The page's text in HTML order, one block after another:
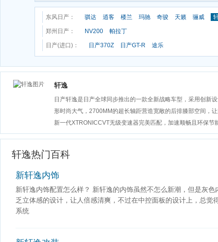
东风日产： 骐达 逍客 楼兰 玛驰 奇骏 天籁 骊威
郑州日产： NV200 帕拉丁
日产(进口)： 日产370Z 日产GT-R 途乐
轩逸
日产轩逸是日产全球同步推出的一款全新战略车型，采用创新
形时尚大气，2700MM的超长轴距营造宽敞的后排膝部空间，
新一代XTRONICCVT无级变速器完美匹配，加速顺畅且环保节
轩逸热门百科
新轩逸内饰
新轩逸内饰配置怎么样？ 新轩逸的内饰虽然不怎么新潮，但是灰
乏立体感的设计，让人倍感清爽，不过在中控面板的设计上，总觉
系统